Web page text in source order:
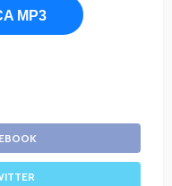
MP3